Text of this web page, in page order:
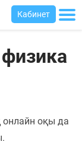
Кабинет
онлайн оқы да